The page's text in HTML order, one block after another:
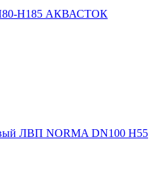
H80-H185 АКВАСТОК
ЛВП NORMA DN100 H55